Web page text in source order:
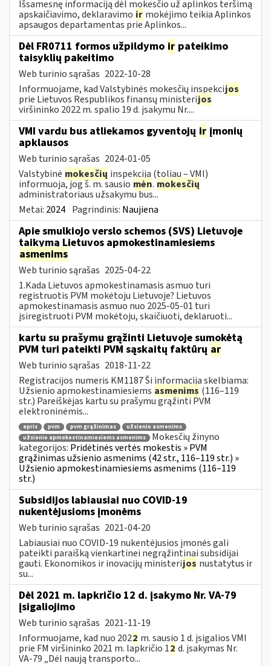
Išsamesnę informaciją dėl mokesčio už aplinkos teršimą
apskaičiavimo, deklaravimo ir mokėjimo teikia Aplinkos
apsaugos departamentas prie Aplinkos...
Dėl FR0711 formos užpildymo ir pateikimo
taisyklių pakeitimo
Web turinio sąrašas 2022-10-28
Informuojame, kad Valstybinės mokesčių inspekcijos
prie Lietuvos Respublikos finansų ministerijos
viršininko 2022 m. spalio 19 d. įsakymu Nr....
VMI vardu bus atliekamos gyventojų ir įmonių
apklausos
Web turinio sąrašas 2024-01-05
Valstybinė mokesčių inspekcija (toliau – VMI)
informuoja, jog š. m. sausio mėn. mokesčių
administratoriaus užsakymu bus...
Metai: 2024 Pagrindinis: Naujiena
Apie smulkiojo verslo schemos (SVS) Lietuvoje
taikymą Lietuvos apmokestinamiesiems
asmenims
Web turinio sąrašas 2025-04-22
1.Kada Lietuvos apmokestinamasis asmuo turi
registruotis PVM mokėtoju Lietuvoje? Lietuvos
apmokestinamasis asmuo nuo 2025-05-01 turi
įsiregistruoti PVM mokėtoju, skaičiuoti, deklaruoti...
kartu su prašymu grąžinti Lietuvoje sumokėtą
PVM turi pateikti PVM sąskaitų faktūrų ar
Web turinio sąrašas 2018-11-22
Registracijos numeris KM1187 Ši informacija skelbiama:
Užsienio apmokestinamiesiems asmenims (116–119
str.) Pareiškėjas kartu su prašymu grąžinti PVM
elektroninėmis...
epris pvm pvm grąžinimas
užsienio asmenims
užsienio apmokestinamiesiems asmenims
Mokesčių žinyno
kategorijos: Pridėtinės vertės mokestis » PVM
grąžinimas užsienio asmenims (42 str., 116–119 str.) »
Užsienio apmokestinamiesiems asmenims (116–119
str.)
Subsidijos labiausiai nuo COVID-19
nukentėjusioms įmonėms
Web turinio sąrašas 2021-04-20
Labiausiai nuo COVID-19 nukentėjusios įmonės gali
pateikti paraišką vienkartinei negrąžintinai subsidijai
gauti. Ekonomikos ir inovacijų ministerijos nustatytus ir
su...
Dėl 2021 m. lapkričio 12 d. įsakymo Nr. VA-79
įsigaliojimo
Web turinio sąrašas 2021-11-19
Informuojame, kad nuo 2022 m. sausio 1 d. įsigalios VMI
prie FM viršininko 2021 m. lapkričio 12 d. įsakymas Nr.
VA-79 „Dėl naują transporto...